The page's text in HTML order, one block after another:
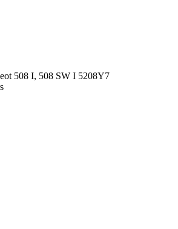
508 I, 508 SW I 5208Y7